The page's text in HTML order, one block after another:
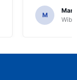
M